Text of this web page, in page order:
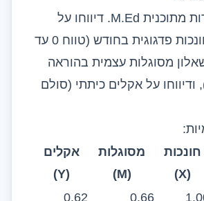
נדגמו 120 מורות מתוכנית M.Ed. דיווחו על
מספר שעות חונכות פדגוגית בחודש (טווח 0 עד
שאלון מסוגלות עצמית בהוראה
1 עד 7), ודיווחו על אקלים כיתתי (סולם
חונכות
(X)
מסוגלות
(M)
אקלים
(Y)
0.66
0.62